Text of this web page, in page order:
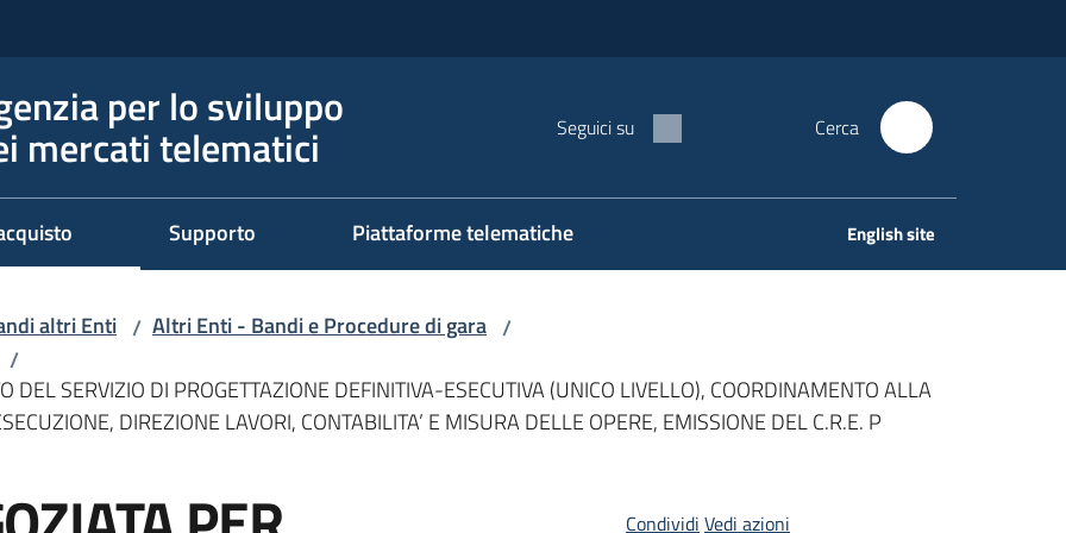
per lo sviluppo
mercati telematici Seguici su Cerca
Supporto Piattaforme telematiche English site
altri Enti / Altri Enti - Bandi e Procedure di gara /
/
DEL SERVIZIO DI PROGETTAZIONE DEFINITIVA-ESECUTIVA (UNICO LIVELLO), COORDINAMENTO ALLA
DIREZIONE LAVORI, CONTABILITA’ E MISURA DELLE OPERE, EMISSIONE DEL C.R.E. P
Condividi Vedi azioni